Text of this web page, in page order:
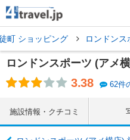
町 ショッピング ロンドン
ロンドンスポーツ (アメ
3.38 62件
施設情報・クチコミ